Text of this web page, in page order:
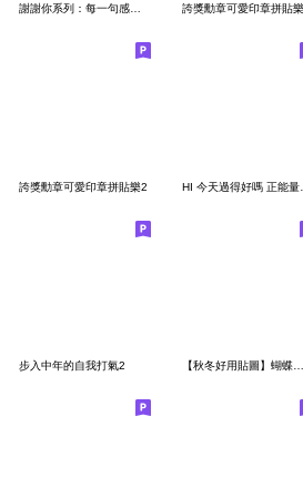
誇獎勳章可愛印章拼貼
誇獎勳章可愛印章拼貼樂2
步入中年的自我打氣2 【秋冬好用貼圖】蝴蝶結小兔